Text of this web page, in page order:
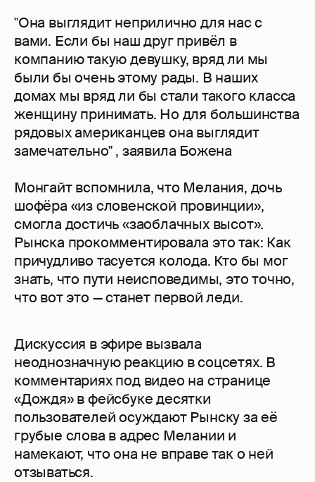
"Она выглядит неприлично для нас с
вами. Если бы наш друг привёл в
компанию такую девушку, вряд ли мы
были бы очень этому рады. В наших
домах мы вряд ли бы стали такого класса
женщину принимать. Но для большинства
рядовых американцев она выглядит
замечательно" , заявила Божена
Монгайт вспомнила, что Мелания, дочь
шофёра «из словенской провинции»,
смогла достичь «заоблачных высот».
Рынска прокомментировала это так: Как
причудливо тасуется колода. Кто бы мог
знать, что пути неисповедимы, это точно,
что вот это — станет первой леди.
Дискуссия в эфире вызвала
неоднозначную реакцию в соцсетях. В
комментариях под видео на странице
«Дождя» в фейсбуке десятки
пользователей осуждают Рынску за её
грубые слова в адрес Мелании и
намекают, что она не вправе так о ней
отзываться.